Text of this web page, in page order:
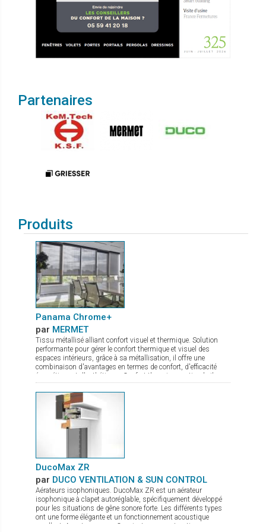
Partenaires
Produits
Panama Chrome+
par MERMET
Tissu métallisé alliant confort visuel et thermique. Solution
performante pour gérer le confort thermique et visuel des
espaces intérieurs, grâce à sa métallisation, il offre une
combinaison d'avantages en termes de confort, d'efficacité
énergétique et d'esthétique : Confort thermique optimal : il
réfléchit jusqu'à 80 % de l'énergie solaire. Maîtrise de
l'éblouissement : quel que soit le coloris choisi, il protège les
occupants des effets gênants de la lumière tout en maintenant
un éclairage naturel agréable. Visibilité améliorée : la
métallisation assure une bonne transparence permettant une
vue dégagée vers l'extérieur. Le tissu Panama Chrome+ allie
DucoMax ZR
par DUCO VENTILATION & SUN CONTROL
Aérateurs isophoniques. DucoMax ZR est un aérateur
isophonique à clapet autoréglable, spécifiquement développé
pour les situations de gêne sonore forte. Les différents types
ont une forme élégante et un fonctionnement acoustique
excellent. Avantages: Convient aux constructions en